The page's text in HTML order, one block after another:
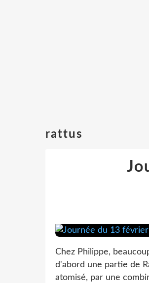
rattus
Chez Philippe,
d'abord une partie de
atomisé, par une